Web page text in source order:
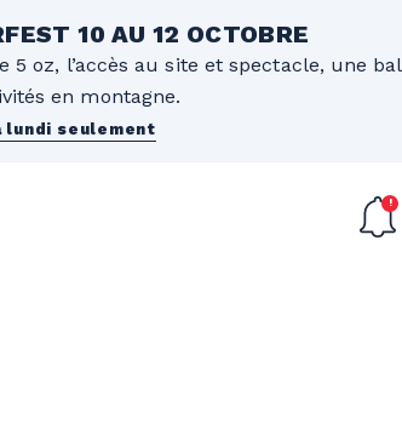
10 AU 12 OCTOBRE
oz, l’accès au site et spectacle, une
en montagne.
lundi seulement